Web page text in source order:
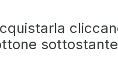
sottostante